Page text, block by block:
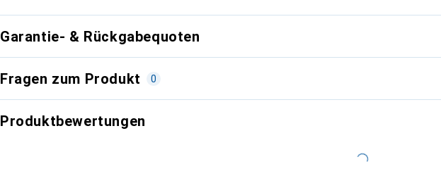
Garantie- & Rückgabequoten
Fragen zum Produkt 0
Produktbewertungen